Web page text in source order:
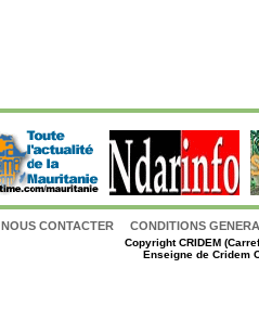
NOUS CONTACTER CONDITIONS
CopyrightCRIDEM
Enseigne de Cridem